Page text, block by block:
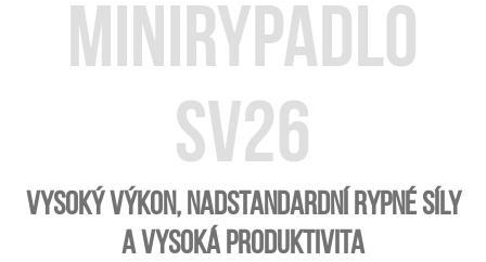
Minirypadlo
SV26
Vysoký výkon, nadstandardní rypné síly
a vysoká produktivita